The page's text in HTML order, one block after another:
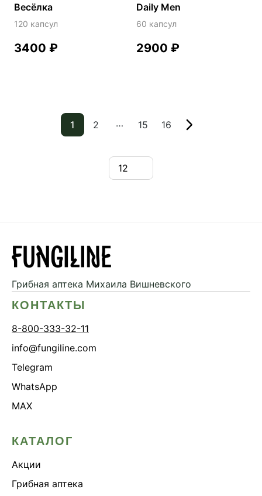
Весёлка
120 капсул
3400 ₽
Daily Men
60 капсул
2900 ₽
1 2 … 15 16
Грибная аптека Михаила Вишневского
КОНТАКТЫ
8-800-333-32-11
info@fungiline.com
Telegram
WhatsApp
MAX
КАТАЛОГ
Акции
Грибная аптека